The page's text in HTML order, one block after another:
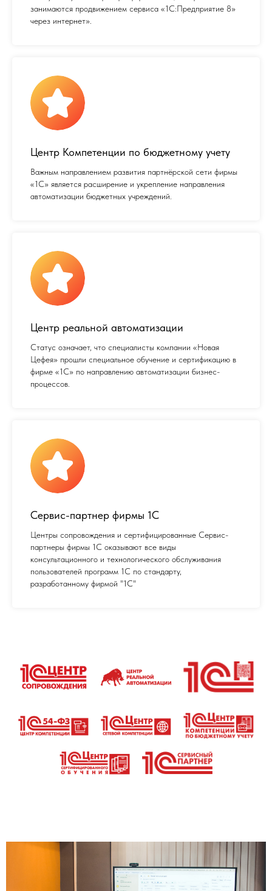
занимаются продвижением сервиса «1С:Предприятие 8»
через интернет».
Центр Компетенции по бюджетному учету
Важным направлением развития партнёрской сети фирмы
«1С» является расширение и укрепление направления
автоматизации бюджетных учреждений.
Центр реальной автоматизации
Статус означает, что специалисты компании «Новая
Цефея» прошли специальное обучение и сертификацию в
фирме «1С» по направлению автоматизации бизнес-
процессов.
Сервис-партнер фирмы 1С
Центры сопровождения и сертифицированные Сервис-
партнеры фирмы 1С оказывают все виды
консультационного и технологического обслуживания
пользователей программ 1С по стандарту,
разработанному фирмой "1С"